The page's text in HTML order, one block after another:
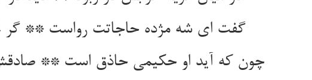
گفت ای شه مژده حاجاتت رواست ** گر غریبی آیدت فردا ز ماست‌‌
چون که آید او حکیمی حاذق است ** صادقش دان که امین و صادق است‌‌